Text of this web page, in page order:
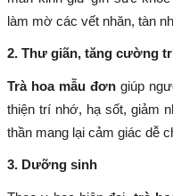
làm mờ các vết nhăn, tàn
2. Thư giãn, tăng cường
Trà hoa mẫu đơn giúp
thiện trí nhớ, hạ sốt, giảm
thần mang lại cảm giác dễ
3. Dưỡng sinh